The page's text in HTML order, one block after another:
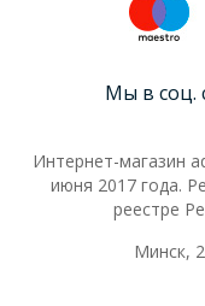
Мы в соц.
Интернет-магазин
июня 2017 года.
реестре
Минск,